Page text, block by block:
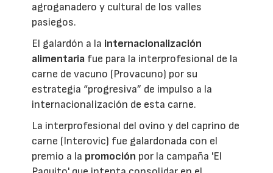
agroganadero y cultural de los valles
pasiegos.
El galardón a la internacionalización
alimentaria fue para la interprofesional de la
carne de vacuno (Provacuno) por su
estrategia “progresiva” de impulso a la
internacionalización de esta carne.
La interprofesional del ovino y del caprino de
carne (Interovic) fue galardonada con el
premio a la promoción por la campaña 'El